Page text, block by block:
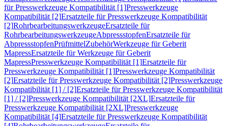
für Presswerkzeuge Kompatibilität [1]Presswerkzeuge
Kompatibilität [2]Ersatzteile für Presswerkzeuge Kompatibilität
[2]RohrbearbeitungswerkzeugeErsatzteile für
RohrbearbeitungswerkzeugeAbpressstopfenErsatzteile für
AbpressstopfenPrüfmittelZubehörWerkzeuge für Geberit
MapressErsatzteile für Werkzeuge für Geberit
MapressPresswerkzeuge Kompatibilität [1]Ersatzteile für
Presswerkzeuge Kompatibilität [1]Presswerkzeuge Kompatibilität
[2]Ersatzteile für Presswerkzeuge Kompatibilität [2]Presswerkzeuge
Kompatibilität [1] / [2]Ersatzteile für Presswerkzeuge Kompatibilität
[1] / [2]Presswerkzeuge Kompatibilität [2XL]Ersatzteile für
Presswerkzeuge Kompatibilität [2XL]Presswerkzeuge
Kompatibilität [4]Ersatzteile für Presswerkzeuge Kompatibilität